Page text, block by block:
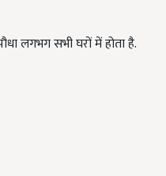
लगभग सभी घरों में होता है.